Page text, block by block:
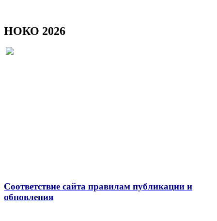
НОКО 2026
Соответствие сайта правилам публикации и
обновления